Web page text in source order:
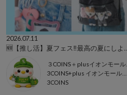
2026.07.11
３COINS＋plusイオンモール上尾
3COINS+plus イオンモール上尾店
3COINS